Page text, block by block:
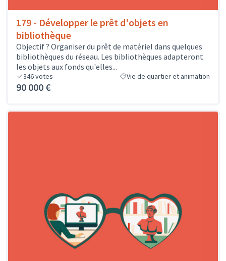
179 - Développer le prêt d'objets en
bibliothèque
Objectif ? Organiser du prêt de matériel dans quelques
bibliothèques du réseau. Les bibliothèques adapteront
les objets aux fonds qu'elles...
346votes Vie de quartier et animation
90 000 €